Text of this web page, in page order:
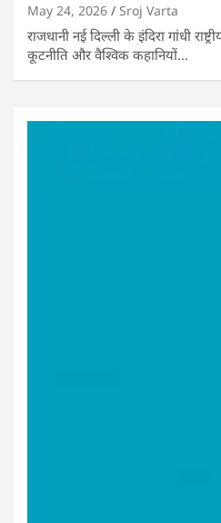
May 24, 2026 Sroj Varta
राजधानी नई दिल्ली के इंदिरा गांधी
कूटनीति और वैश्विक कहानियों…